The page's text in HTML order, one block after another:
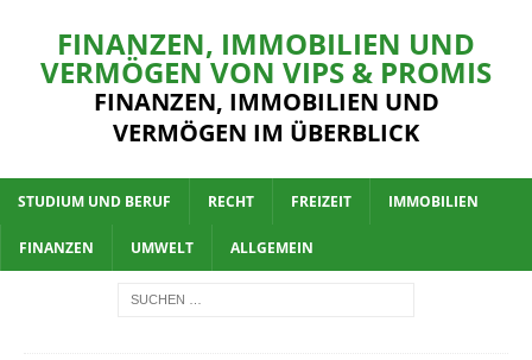
FINANZEN, IMMOBILIEN UND
VERMÖGEN VON VIPS & PROMIS
FINANZEN, IMMOBILIEN UND
VERMÖGEN IM ÜBERBLICK
STUDIUM UND BERUF RECHT FREIZEIT IMMOBILIEN
FINANZEN UMWELT ALLGEMEIN